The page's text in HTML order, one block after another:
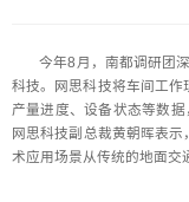
今年8月，南都调研团
科技。网思科技将车间工作
产量进度、设备状态等数
网思科技副总裁黄朝晖表
术应用场景从传统的地面交